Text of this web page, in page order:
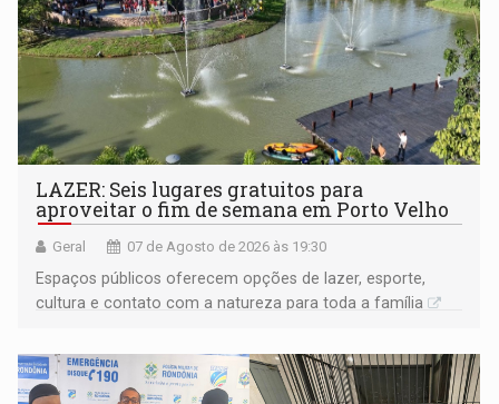
LAZER: Seis lugares gratuitos para
aproveitar o fim de semana em Porto Velho
Geral 07 de Agosto de 2026 às 19:30
Espaços públicos oferecem opções de lazer, esporte,
cultura e contato com a natureza para toda a família